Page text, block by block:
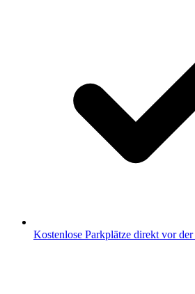
Kostenlose Parkplätze direkt vor